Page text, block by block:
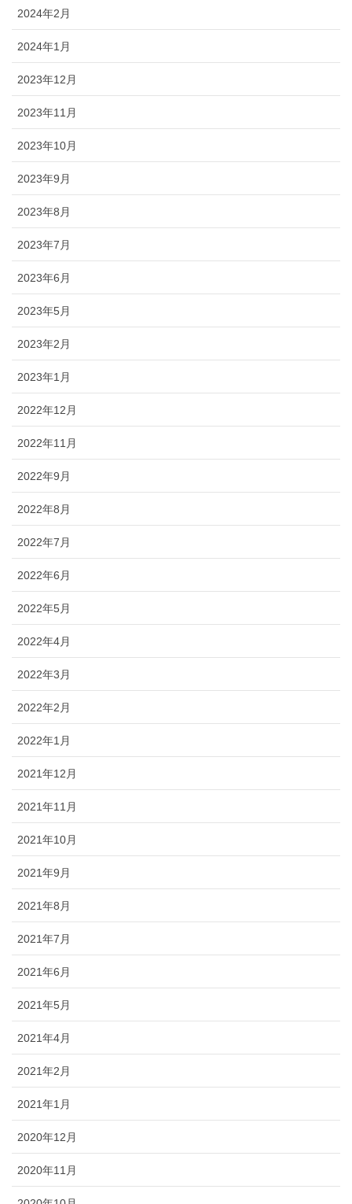
2024年2月
2024年1月
2023年12月
2023年11月
2023年10月
2023年9月
2023年8月
2023年7月
2023年6月
2023年5月
2023年2月
2023年1月
2022年12月
2022年11月
2022年9月
2022年8月
2022年7月
2022年6月
2022年5月
2022年4月
2022年3月
2022年2月
2022年1月
2021年12月
2021年11月
2021年10月
2021年9月
2021年8月
2021年7月
2021年6月
2021年5月
2021年4月
2021年2月
2021年1月
2020年12月
2020年11月